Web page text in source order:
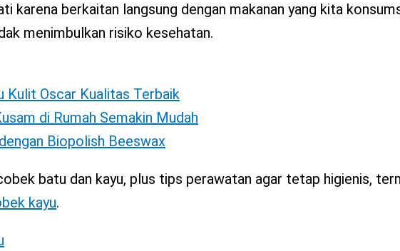
karena berkaitan langsung dengan makanan yang kita
menimbulkan risiko kesehatan.
Kulit Oscar Kualitas Terbaik
di Rumah Semakin Mudah
Biopolish Beeswax
batu dan kayu, plus tips perawatan agar tetap higienis,
kayu.